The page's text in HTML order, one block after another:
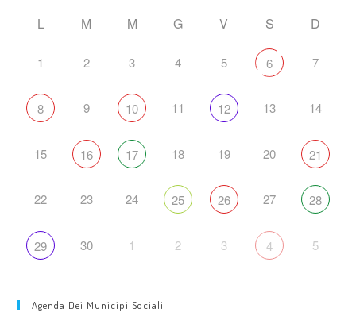
L M M G V S D
1 2 3 4 5 6 7
8 9 10 11 12 13 14
15 16 17 18 19 20 21
22 23 24 25 26 27 28
29 30 1 2 3 4 5
Agenda Dei Municipi Sociali